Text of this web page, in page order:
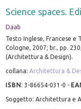
Science spaces.
Daab
Testo Inglese, Francese e
Cologne, 2007; br., pp.
(Architettura & Design).
collana:Architettura &
ISBN:3-86654-031-0 -
Soggetto: Architettura e